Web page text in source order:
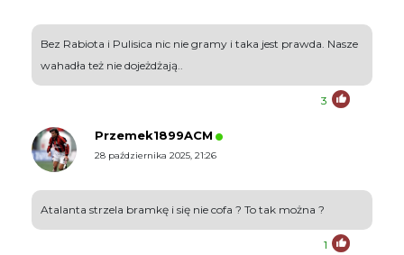
Bez Rabiota i Pulisica nic nie gramy i taka jest prawda. Nasze
wahadła też nie dojeżdżają..
3
Przemek1899ACM
28 października 2025, 21:26
Atalanta strzela bramkę i się nie cofa ? To tak można ?
1